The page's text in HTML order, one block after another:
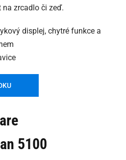
na zrcadlo či zeď.
displej, chytré funkce a
5100